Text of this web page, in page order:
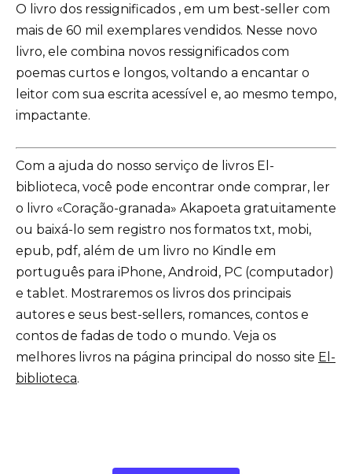
O livro dos ressignificados , em um best-seller com
mais de 60 mil exemplares vendidos. Nesse novo
livro, ele combina novos ressignificados com
poemas curtos e longos, voltando a encantar o
leitor com sua escrita acessível e, ao mesmo tempo,
impactante.
Com a ajuda do nosso serviço de livros El-
biblioteca, você pode encontrar onde comprar, ler
o livro «Coração-granada» Akapoeta gratuitamente
ou baixá-lo sem registro nos formatos txt, mobi,
epub, pdf, além de um livro no Kindle em
português para iPhone, Android, PC (computador)
e tablet. Mostraremos os livros dos principais
autores e seus best-sellers, romances, contos e
contos de fadas de todo o mundo. Veja os
melhores livros na página principal do nosso site El-
biblioteca.